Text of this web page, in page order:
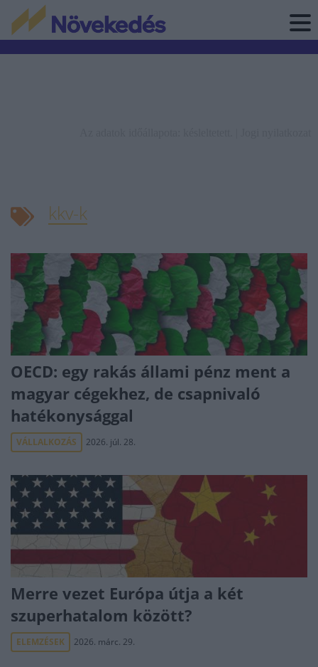
kkv-k
OECD: egy rakás állami pénz ment a
magyar cégekhez, de csapnivaló
hatékonysággal
VÁLLALKOZÁS 2026. júl. 28.
Merre vezet Európa útja a két
szuperhatalom között?
ELEMZÉSEK 2026. márc. 29.